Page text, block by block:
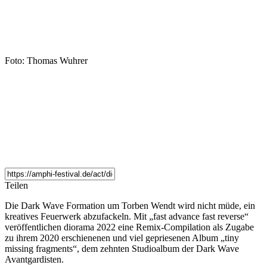
Foto: Thomas Wuhrer
Teilen
Die Dark Wave Formation um Torben Wendt wird nicht müde, ein
kreatives Feuerwerk abzufackeln. Mit „fast advance fast reverse“
veröffentlichen diorama 2022 eine Remix-Compilation als Zugabe
zu ihrem 2020 erschienenen und viel gepriesenen Album „tiny
missing fragments“, dem zehnten Studioalbum der Dark Wave
Avantgardisten.